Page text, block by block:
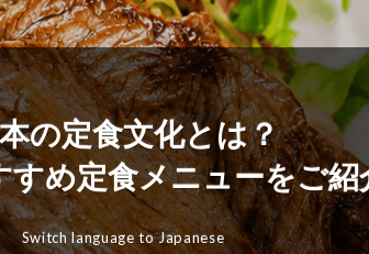
の定食文化とは？
すめ定食メニューをご紹
Switch language to Japanese